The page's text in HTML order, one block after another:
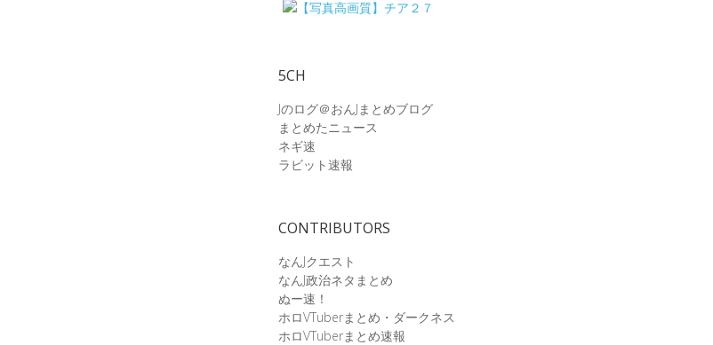
5CH
Jのログ＠おんJまとめブログ
まとめたニュース
ネギ速
ラビット速報
CONTRIBUTORS
なんJクエスト
なんJ政治ネタまとめ
ぬー速！
ホロVTuberまとめ・ダークネス
ホロVTuberまとめ速報